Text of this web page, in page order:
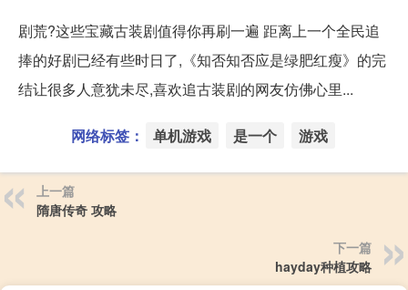
剧荒?这些宝藏古装剧值得你再刷一遍 距离上一个全民追
捧的好剧已经有些时日了,《知否知否应是绿肥红瘦》的完
结让很多人意犹未尽,喜欢追古装剧的网友仿佛心里...
网络标签： 单机游戏 是一个 游戏
上一篇
隋唐传奇 攻略
下一篇
hayday种植攻略